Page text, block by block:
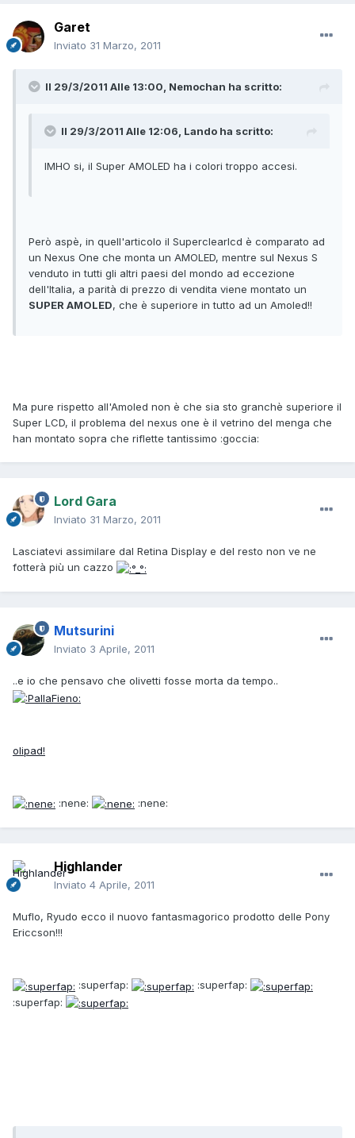
Garet
Inviato 31 Marzo, 2011
Il 29/3/2011 Alle 13:00, Nemochan ha scritto:
Il 29/3/2011 Alle 12:06, Lando ha scritto:
IMHO si, il Super AMOLED ha i colori troppo accesi.
Però aspè, in quell'articolo il Superclearlcd è comparato ad
un Nexus One che monta un AMOLED, mentre sul Nexus S
venduto in tutti gli altri paesi del mondo ad eccezione
dell'Italia, a parità di prezzo di vendita viene montato un
SUPER AMOLED, che è superiore in tutto ad un Amoled!!
Ma pure rispetto all'Amoled non è che sia sto granchè superiore il
Super LCD, il problema del nexus one è il vetrino del menga che
han montato sopra che riflette tantissimo :goccia:
Lord Gara
Inviato 31 Marzo, 2011
Lasciatevi assimilare dal Retina Display e del resto non ve ne
fotterà più un cazzo
Mutsurini
Inviato 3 Aprile, 2011
..e io che pensavo che olivetti fosse morta da tempo..
olipad!
:nene: :nene:
Highlander
Inviato 4 Aprile, 2011
Muflo, Ryudo ecco il nuovo fantasmagorico prodotto delle Pony
Ericcson!!!
:superfap:
:superfap:
:superfap: